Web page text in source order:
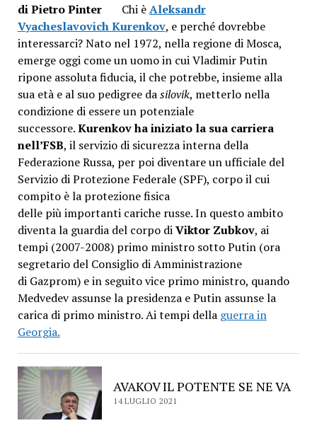
di Pietro PinterChi èAleksandr
Vyacheslavovich Kurenkov, e perché dovrebbe
interessarci? Nato nel 1972, nella regione di Mosca,
emerge oggi come un uomo in cui Vladimir Putin
ripone assoluta fiducia, il che potrebbe, insieme alla
sua età e al suo pedigree dasilovik, metterlo nella
condizione di essere un potenziale
successore.Kurenkov ha iniziato la sua carriera
nell’FSB, il servizio di sicurezza interna della
Federazione Russa, per poi diventare un ufficiale del
Servizio di Protezione Federale (SPF), corpo il cui
compito è la protezione fisica
delle più importanti cariche russe. In questo ambito
diventa la guardia del corpo diViktor Zubkov, ai
tempi (2007-2008) primo ministro sotto Putin (ora
segretario del Consiglio di Amministrazione
di Gazprom) e in seguito vice primo ministro, quando
Medvedev assunse la presidenza e Putin assunse la
carica di primo ministro. Ai tempi della guerra in
Georgia.
AVAKOV IL POTENTE SE NE VA
14 LUGLIO 2021